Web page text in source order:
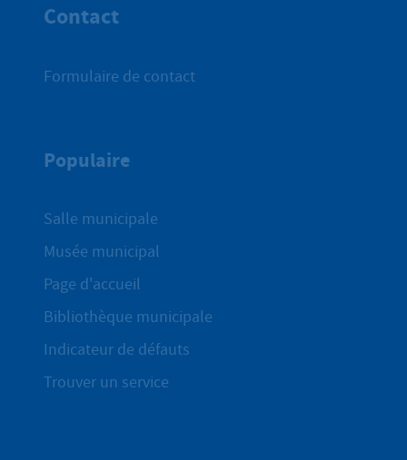
Contact
Formulaire de contact
Populaire
Salle municipale
Musée municipal
Page d'accueil
Bibliothèque municipale
Indicateur de défauts
Trouver un service